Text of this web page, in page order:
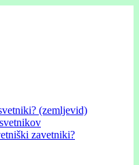
(zemljevid)
zavetniki?